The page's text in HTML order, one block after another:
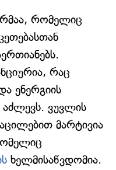
რომელიც
რაც
ენერგიის
ვუვლის
მარტივია
ხელმისაწვდომია.